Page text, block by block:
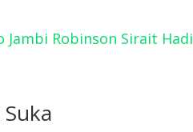
Jambi Robinson Sirait